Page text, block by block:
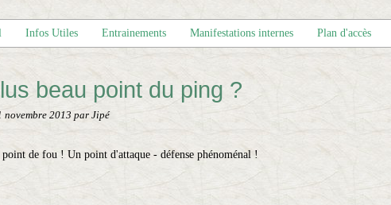
Infos Utiles Entrainements Manifestations internes Plan d'accès
beau point du ping ?
novembre 2013 par Jipé
de fou ! Un point d'attaque - défense phénoménal !